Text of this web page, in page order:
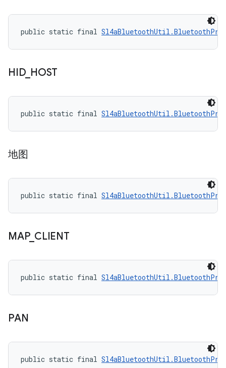
public static final
HID_ HOST
public static final
地图
public static final
MAP_ CLIENT
public static final
PAN
public static final